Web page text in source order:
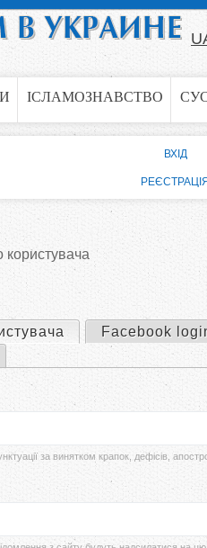
ІСЛАМОЗНАВСТВО
(активна вкладка)
Facebook
за винятком крапок, дефісів,
ВХІД